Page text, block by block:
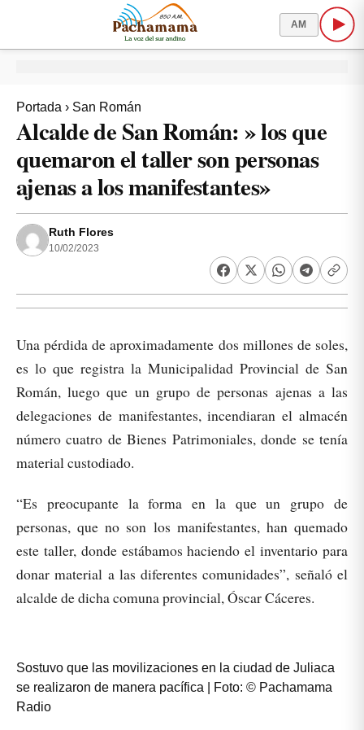
AM
Portada › San Román
Alcalde de San Román: » los que
quemaron el taller son personas
ajenas a los manifestantes»
Ruth Flores
10/02/2023
Una pérdida de aproximadamente dos millones de soles,
es lo que registra la Municipalidad Provincial de San
Román, luego que un grupo de personas ajenas a las
delegaciones de manifestantes, incendiaran el almacén
número cuatro de Bienes Patrimoniales, donde se tenía
material custodiado.
“Es preocupante la forma en la que un grupo de
personas, que no son los manifestantes, han quemado
este taller, donde estábamos haciendo el inventario para
donar material a las diferentes comunidades”, señaló el
alcalde de dicha comuna provincial, Óscar Cáceres.
Sostuvo que las movilizaciones en la ciudad de Juliaca
se realizaron de manera pacífica | Foto: © Pachamama
Radio